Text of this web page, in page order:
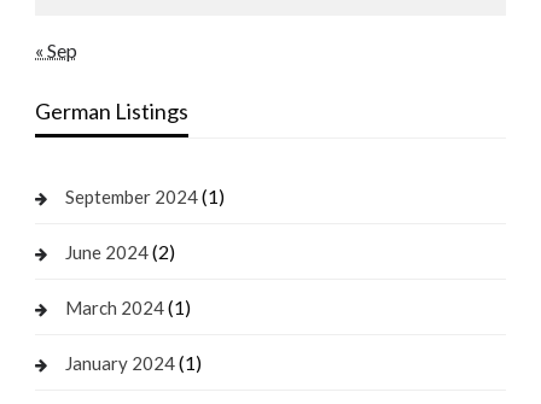
« Sep
German Listings
September 2024(1)
June 2024(2)
March 2024(1)
January 2024(1)